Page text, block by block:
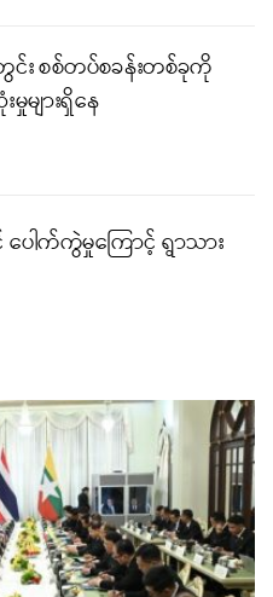
စစ်တပ်စခန်းတစ်ခုကို
များရှိနေ
ေါက်ကွဲမှုကြောင့် ရွာသား